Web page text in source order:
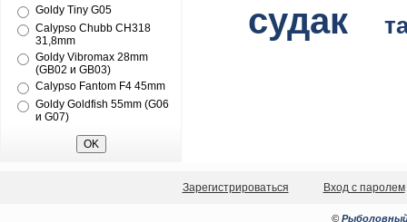
Goldy Tiny G05
Calypso Chubb CH318
31,8mm
Goldy Vibromax 28mm
(GB02 и GB03)
Calypso Fantom F4 45mm
Goldy Goldfish 55mm (G06
и G07)
судак
Зарегистрироваться Вход с паролем
© Рыболовный